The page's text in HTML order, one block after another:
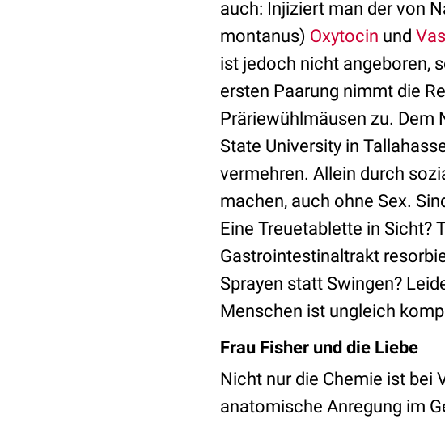
auch: Injiziert man der von
montanus) Oxytocin und
ist jedoch nicht angeboren,
ersten Paarung nimmt die
Präriewühlmäusen zu. Dem
State University in
vermehren. Allein durch
machen, auch ohne Sex.
Eine Treuetablette in Sicht?
Gastrointestinaltrakt
Sprayen statt Swingen?
Menschen ist ungleich
Frau Fisher und die Liebe
Nicht nur die Chemie ist bei
anatomische Anregung im